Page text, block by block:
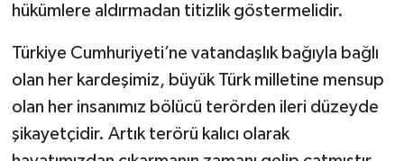
hükümlere aldırmadan titizlik göstermelidir.
Türkiye Cumhuriyeti’ne vatandaşlık bağıyla bağlı
olan her kardeşimiz, büyük Türk milletine mensup
olan her insanımız bölücü terörden ileri düzeyde
şikayetçidir. Artık terörü kalıcı olarak